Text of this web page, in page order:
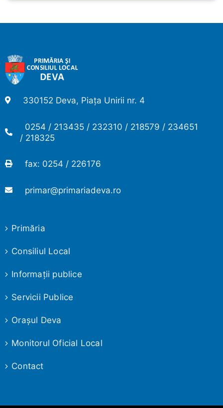
330152 Deva, Piața Unirii nr. 4
0254 / 213435 / 232310 / 218579 / 234651
/ 218325
fax: 0254 / 226176
primar@primariadeva.ro
Primăria
Consiliul Local
Informaţii publice
Servicii Publice
Oraşul Deva
Monitorul Oficial Local
Contact